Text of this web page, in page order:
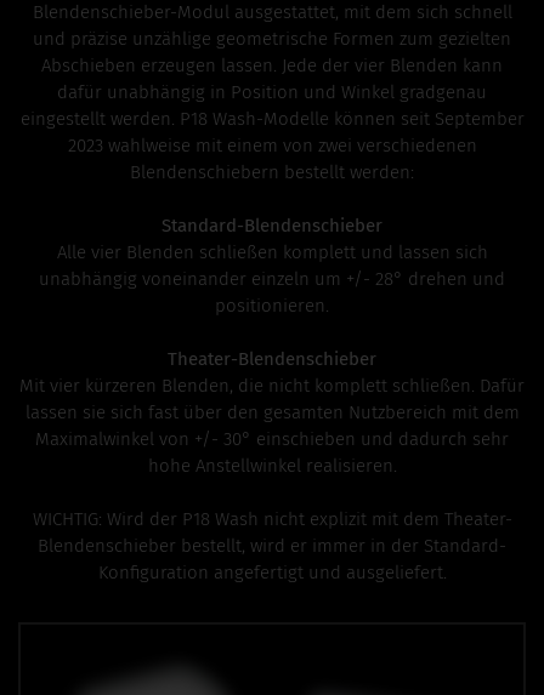
Blendenschieber-Modul ausgestattet, mit dem sich schnell
und präzise unzählige geometrische Formen zum gezielten
Abschieben erzeugen lassen. Jede der vier Blenden kann
dafür unabhängig in Position und Winkel gradgenau
eingestellt werden. P18 Wash-Modelle können seit September
2023 wahlweise mit einem von zwei verschiedenen
Blendenschiebern bestellt werden:
Standard-Blendenschieber
Alle vier Blenden schließen komplett und lassen sich
unabhängig voneinander einzeln um +/- 28° drehen und
positionieren.
Theater-Blendenschieber
Mit vier kürzeren Blenden, die nicht komplett schließen. Dafür
lassen sie sich fast über den gesamten Nutzbereich mit dem
Maximalwinkel von +/- 30° einschieben und dadurch sehr
hohe Anstellwinkel realisieren.
WICHTIG: Wird der P18 Wash nicht explizit mit dem Theater-
Blendenschieber bestellt, wird er immer in der Standard-
Konfiguration angefertigt und ausgeliefert.